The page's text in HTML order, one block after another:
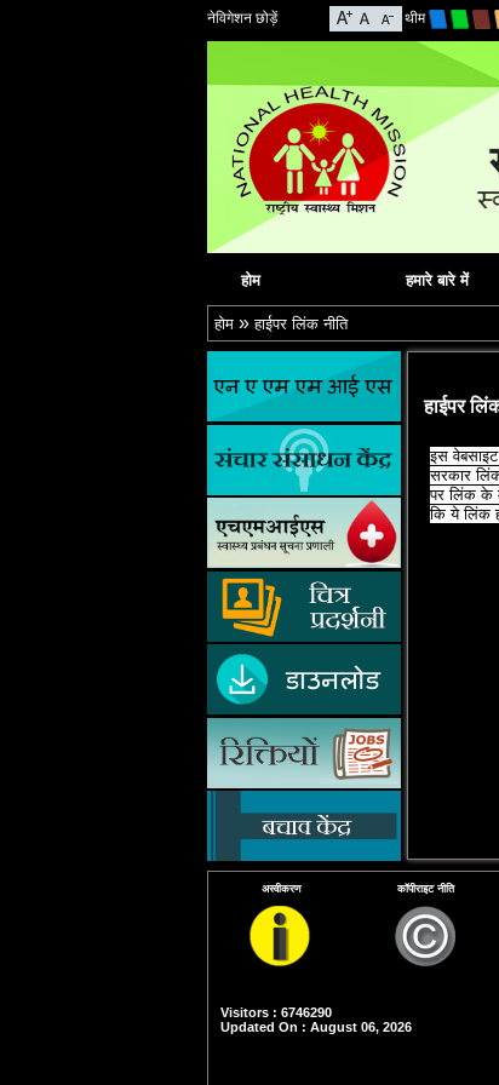
नेविगेशन छोड़ें थीम
होम हमारे बारे में
होम»हाईपर लिंक नीति
हाईपर
इस
सरकार
पर लिंक के
कि ये लिंक
अस्वीकरण कॉपीराइट नीति
Visitors : 6746290
Updated On : August 06, 2026